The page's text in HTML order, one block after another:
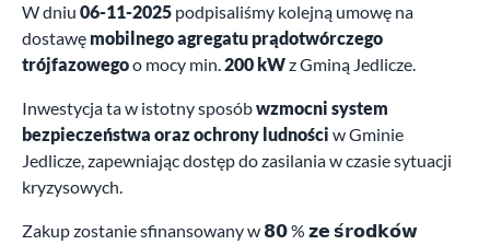
W dniu 06-11-2025 podpisaliśmy kolejną umowę na
dostawę mobilnego agregatu prądotwórczego
trójfazowegoo mocy min.200 kWz Gminą Jedlicze.
Inwestycja ta w istotny sposóbwzmocni system
bezpieczeństwa oraz ochrony ludności w Gminie
Jedlicze, zapewniając dostęp do zasilania w czasie sytuacji
kryzysowych.
Zakup zostanie sfinansowany w 𝟴𝟬 % 𝘇𝗲 𝘀́𝗿𝗼𝗱𝗸𝗼́𝘄